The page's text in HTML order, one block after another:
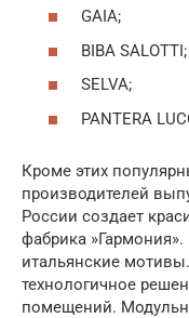
GAIA;
BIBA SALOTTI;
SELVA;
PANTERA
Кроме этих
производителей
России создает
фабрика
итальянские
технологичное
помещений.